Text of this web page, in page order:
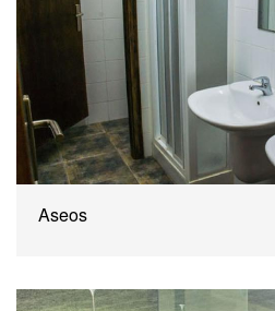
Aseos